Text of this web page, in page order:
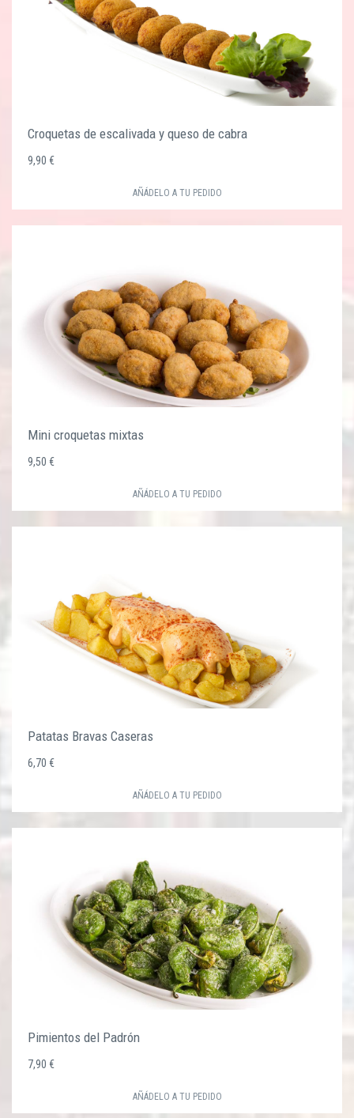
Croquetas de escalivada y queso de cabra
9,90 €
AÑÁDELO A TU PEDIDO
Mini croquetas mixtas
9,50 €
AÑÁDELO A TU PEDIDO
Patatas Bravas Caseras
6,70 €
AÑÁDELO A TU PEDIDO
Pimientos del Padrón
7,90 €
AÑÁDELO A TU PEDIDO